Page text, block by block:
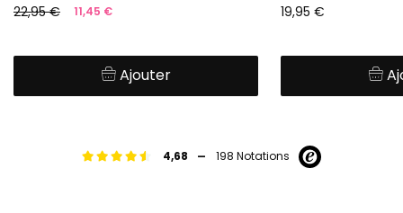
22,95 €
11,45 €
Ajouter
19,95 €
4,68 - 198 Notations